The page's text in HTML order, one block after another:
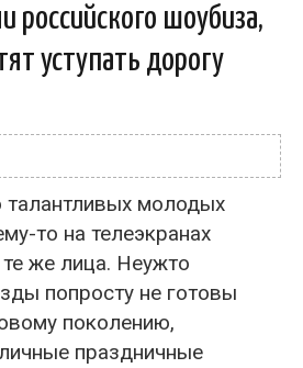
российского шоубиза,
уступать дорогу
талантливых молодых
то на телеэкранах
же лица. Неужто
попросту не готовы
поколению,
праздничные